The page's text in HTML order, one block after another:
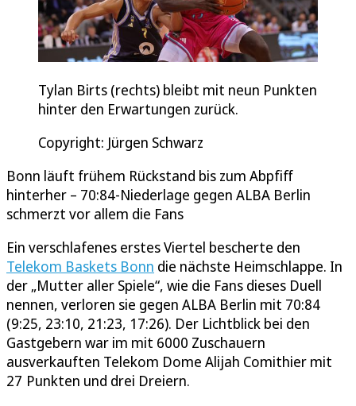
Tylan Birts (rechts) bleibt mit neun Punkten
hinter den Erwartungen zurück.
Copyright: Jürgen Schwarz
Bonn läuft frühem Rückstand bis zum Abpfiff
hinterher – 70:84-Niederlage gegen ALBA Berlin
schmerzt vor allem die Fans
Ein verschlafenes erstes Viertel bescherte den
Telekom Baskets Bonn die nächste Heimschlappe. In
der „Mutter aller Spiele“, wie die Fans dieses Duell
nennen, verloren sie gegen ALBA Berlin mit 70:84
(9:25, 23:10, 21:23, 17:26). Der Lichtblick bei den
Gastgebern war im mit 6000 Zuschauern
ausverkauften Telekom Dome Alijah Comithier mit
27 Punkten und drei Dreiern.